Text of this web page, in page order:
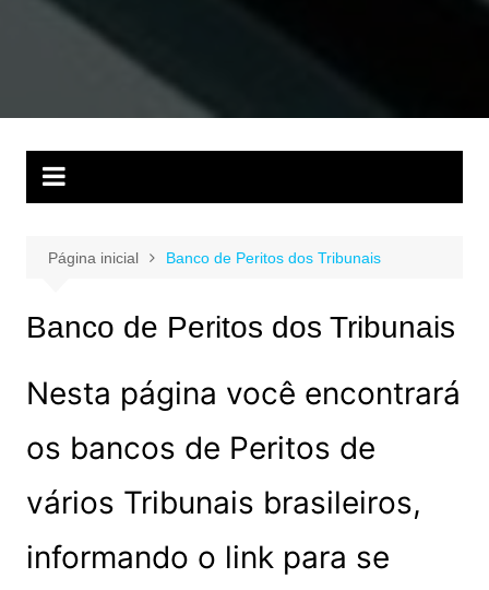
Página inicial Banco de Peritos dos Tribunais
Banco de Peritos dos Tribunais
Nesta página você encontrará
os bancos de Peritos de
vários Tribunais brasileiros,
informando o link para se